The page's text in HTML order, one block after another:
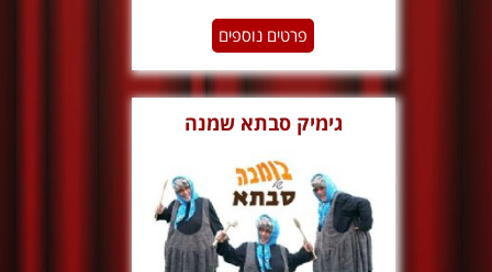
פרטים נוספים
גימיק סבתא שמנה